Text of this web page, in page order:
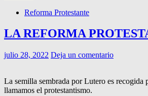
Reforma Protestante
LA REFORMA
julio 28, 2022 Deja un comentario
La semilla sembrada por Lutero es
llamamos el protestantismo.